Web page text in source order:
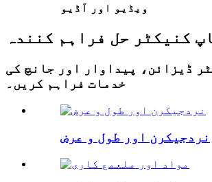
ویڈیو اور آڈیو
کنیکٹر حل فراہم کنندہ
ڈیزائن، پیداوار اور جانچ کی
خدمات فراہم کریں۔
نردجیکرن اور طول و عرض